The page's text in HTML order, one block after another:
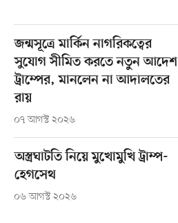
জন্মসূত্রে মার্কিন নাগরিকত্বের
সুযোগ সীমিত করতে নতুন আদেশ
ট্রাম্পের, মানলেন না আদালতের
রায়
০৭ আগস্ট ২০২৬
অস্ত্রঘাটতি নিয়ে মুখোমুখি ট্রাম্প-
হেগসেথ
০৬ আগস্ট ২০২৬